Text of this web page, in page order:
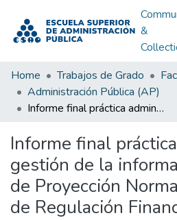
&
Home Trabajos de Grado
Administración Pública (AP)
Informe final práctica administrativa gestión de la información : Unidad de Proyección Normativa y Estudios de Regulación Financiera - URF
Informe final
gestión de la
de Proyección
de Regulación